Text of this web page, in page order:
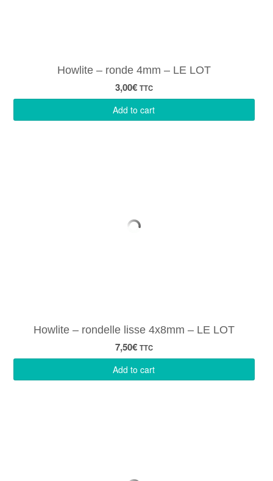
Howlite – ronde 4mm – LE LOT
3,00€ TTC
Add to cart
Howlite – rondelle lisse 4x8mm – LE LOT
7,50€ TTC
Add to cart